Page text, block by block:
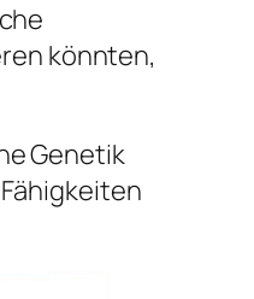
könnten,
Genetik